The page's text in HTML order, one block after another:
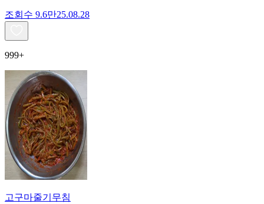
조회수 9.6만25.08.28
999+
고구마줄기무침